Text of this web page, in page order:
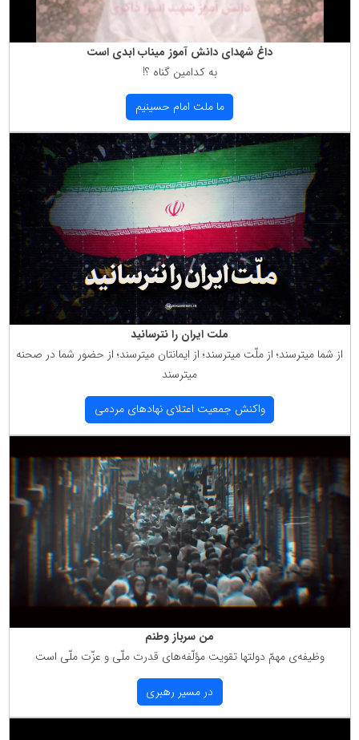
داغ شهدای دانش آموز میناب ابدی است
به كدامین گناه ؟!
ما ملت امام حسینیم
ملت ایران را نترسانید
از شما میترسند؛ از ملّت میترسند؛ از ایمانتان میترسند؛ از حضور شما در صحنه
میترسند
واكنش جمعیت اعتلای نهادهای مردمی
من سرباز وطنم
وظیفه‌ی مهمّ دولتها تقویت مؤلّفه‌های قدرت ملّی و عزّت ملّی است
در مسیر رهبری